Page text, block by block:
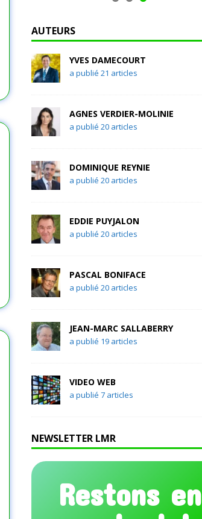
AUTEURS
YVES DAMECOURT
a publié 21 articles
AGNES VERDIER-MOLINIE
a publié 20 articles
DOMINIQUE REYNIE
a publié 20 articles
EDDIE PUYJALON
a publié 20 articles
PASCAL BONIFACE
a publié 20 articles
JEAN-MARC SALLABERRY
a publié 19 articles
VIDEO WEB
a publié 7 articles
NEWSLETTER LMR
Restons en